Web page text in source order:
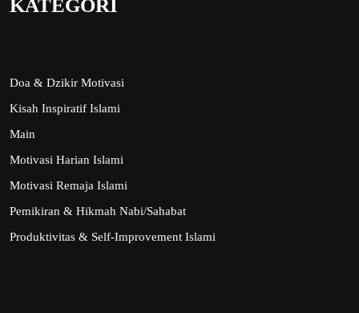
KATEGORI
Doa & Dzikir Motivasi
Kisah Inspiratif Islami
Main
Motivasi Harian Islami
Motivasi Remaja Islami
Pemikiran & Hikmah Nabi/Sahabat
Produktivitas & Self-Improvement Islami